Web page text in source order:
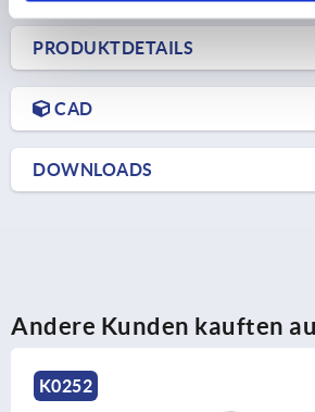
PRODUKTDETAILS
CAD
DOWNLOADS
Andere Kunden kauften
K0252